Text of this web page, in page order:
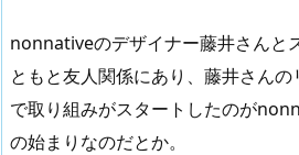
nonnativeのデザイナー藤井さんと
ともと友人関係にあり、藤井さん
で取り組みがスタートしたのが
の始まりなのだとか。